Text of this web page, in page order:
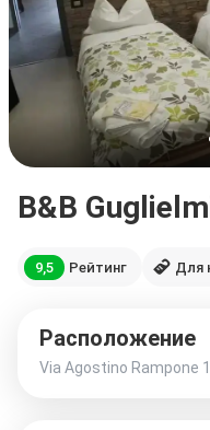
B&B
9,5 Рейтинг Для
Расположение
Via Agostino Rampone